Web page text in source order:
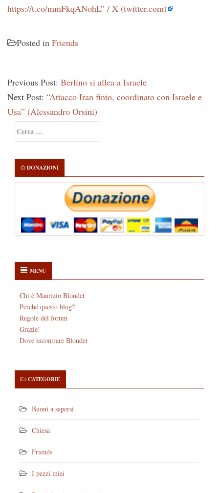
https://t.co/mmFkqANohL” / X (twitter.com)
Posted in Friends
Previous Post: Berlino si allea a Israele
Next Post: “Attacco Iran finto, coordinato con Israele e
Usa” (Alessandro Orsini)
Sidebar
per:
DONAZIONI
MENU
Chi è Maurizio Blondet
Perché questo blog?
Regole del forum
Grazie!
Dove incontrare Blondet
CATEGORIE
Buoni a sapersi
Chiesa
Friends
I pezzi miei